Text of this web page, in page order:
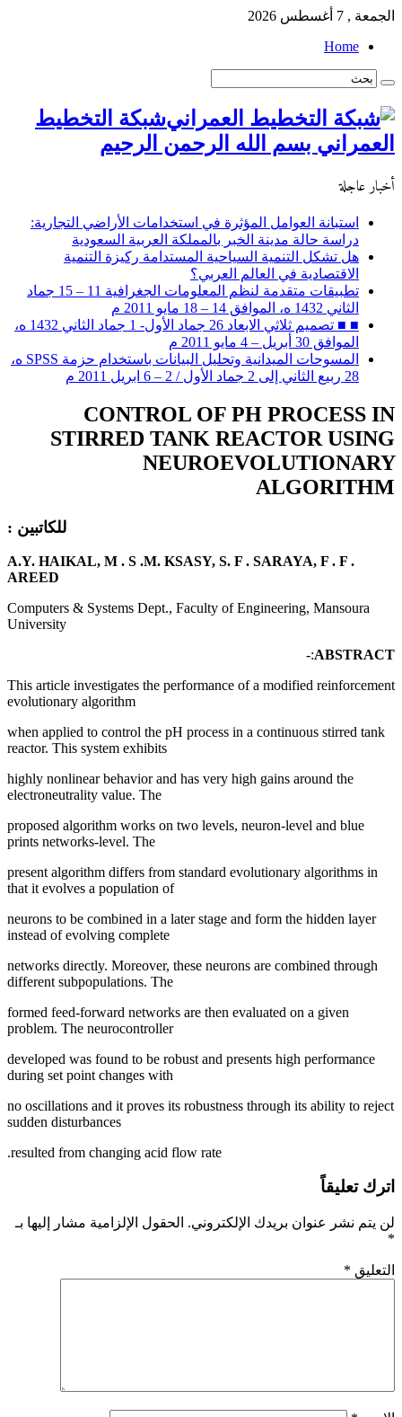
الجمعة , 7 أغسطس 2026
Home
شبكة التخطيط
العمراني بسم الله الرحمن الرحيم
أخبار عاجلة
استبانة العوامل المؤثرة في استخدامات الأراضي التجارية:
دراسة حالة مدينة الخبر بالمملكة العربية السعودية
هل تشكل التنمية السياحية المستدامة ركيزة التنمية
الاقتصادية في العالم العربي؟
تطبيقات متقدمة لنظم المعلومات الجغرافية 11 – 15 جماد
الثاني 1432 ه، الموافق 14 – 18 مايو 2011 م
■ ■ تصميم ثلاثي الابعاد 26 جماد الأول- 1 جماد الثاني 1432 ه،
الموافق 30 أبريل – 4 مايو 2011 م
المسوحات الميدانية وتحليل البيانات باستخدام حزمة SPSS ه،
28 ربيع الثاني إلى 2 جماد الأول / 2 – 6 ابريل 2011 م
CONTROL OF PH PROCESS IN
STIRRED TANK REACTOR USING
NEUROEVOLUTIONARY
ALGORITHM
للكاتبين :
A.Y. HAIKAL, M . S .M. KSASY, S. F . SARAYA, F . F .
AREED
Computers & Systems Dept., Faculty of Engineering, Mansoura
University
ABSTRACT
:-
This article investigates the performance of a modified reinforcement
evolutionary algorithm
when applied to control the pH process in a continuous stirred tank
reactor. This system exhibits
highly nonlinear behavior and has very high gains around the
electroneutrality value. The
proposed algorithm works on two levels, neuron-level and blue
prints networks-level. The
present algorithm differs from standard evolutionary algorithms in
that it evolves a population of
neurons to be combined in a later stage and form the hidden layer
instead of evolving complete
networks directly. Moreover, these neurons are combined through
different subpopulations. The
formed feed-forward networks are then evaluated on a given
problem. The neurocontroller
developed was found to be robust and presents high performance
during set point changes with
no oscillations and it proves its robustness through its ability to reject
sudden disturbances
resulted from changing acid flow rate.
اترك تعليقاً
لن يتم نشر عنوان بريدك الإلكتروني. الحقول الإلزامية مشار إليها بـ
*
التعليق *